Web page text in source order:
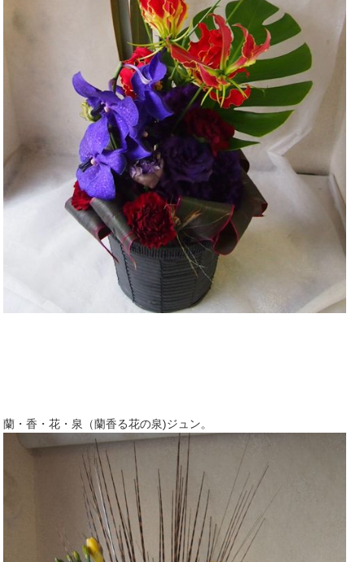
蘭・香・花・泉（蘭香る花の泉)ジュン。